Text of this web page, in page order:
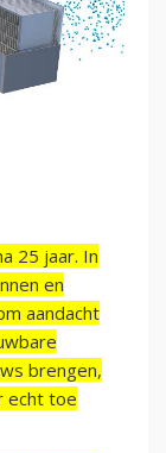
25 jaar. In
en
aandacht
brengen,
echt toe